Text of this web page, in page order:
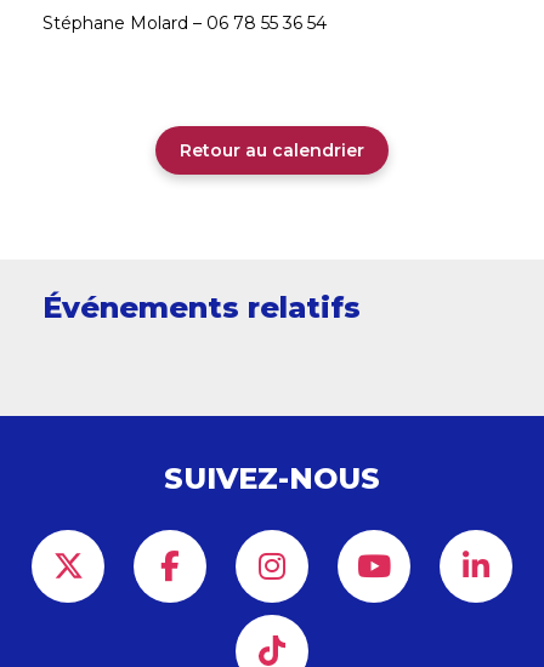
Stéphane Molard – 06 78 55 36 54
Retour au calendrier
Événements relatifs
SUIVEZ-NOUS